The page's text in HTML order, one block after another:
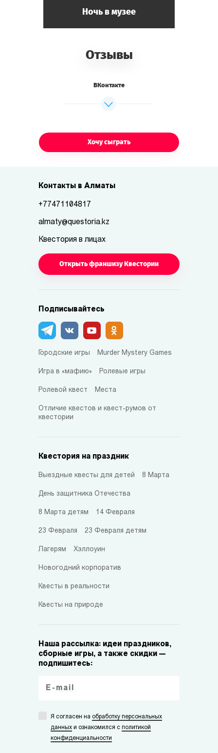
Ночь в музее
Отзывы
ВКонтакте
Хочу сыграть
Контакты в Алматы
+77471104817
almaty@questoria.kz
Квестория в лицах
Открыть франшизу Квестории
Подписывайтесь
Городские игры Murder Mystery Games
Игра в «мафию» Ролевые игры
Ролевой квест Места
Отличие квестов и квест-румов от
квестории
Квестория на праздник
Выездные квесты для детей 8 Марта
День защитника Отечества
8 Марта детям 14 Февраля
23 Февраля 23 Февраля детям
Лагерям Хэллоуин
Новогодний корпоратив
Квесты в реальности
Квесты на природе
Наша рассылка: идеи праздников,
сборные игры, а также скидки —
подпишитесь:
Я согласен на обработку персональных
данных и ознакомился с политикой
конфиденциальности